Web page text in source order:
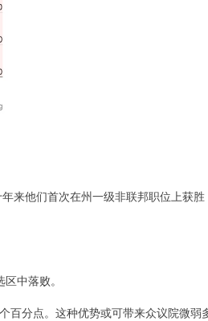
来他们首次在州一级非联邦职位上获
中落败。
分点。这种优势或可带来众议院微弱